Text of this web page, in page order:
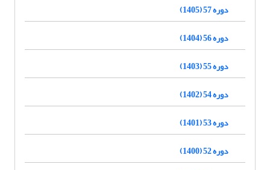
دوره 57 (1405)
دوره 56 (1404)
دوره 55 (1403)
دوره 54 (1402)
دوره 53 (1401)
دوره 52 (1400)